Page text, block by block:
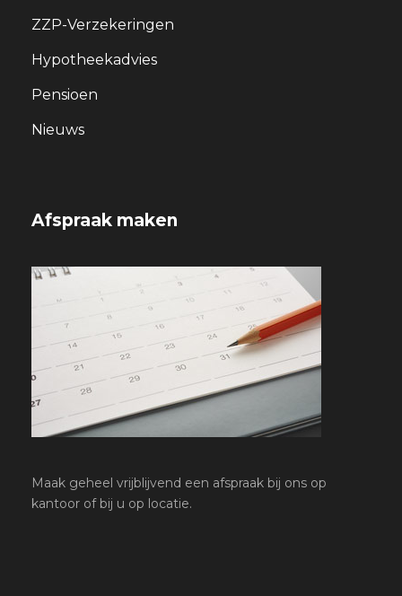
ZZP-Verzekeringen
Hypotheekadvies
Pensioen
Nieuws
Afspraak maken
Maak geheel vrijblijvend een afspraak bij ons op
kantoor of bij u op locatie.